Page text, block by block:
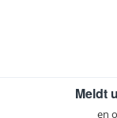
Meldt
en